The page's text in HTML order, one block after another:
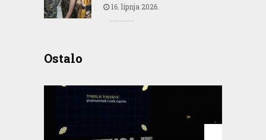
16. lipnja 2026.
Ostalo